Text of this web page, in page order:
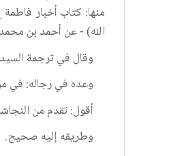
منها: كتاب أخبار
الله) - عن أحمد بن
وقال في ترجمة السيد ابن محمد
وعده في رجاله: في من لم يرو عنهم(عليهم السلام) (١٠٤)، قائلا:
أقول: تقدم من
وطريقه إليه صحيح.